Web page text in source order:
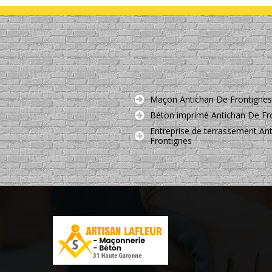
Maçon Antichan De Frontignes
Béton imprimé Antichan De
Entreprise de terrassement
Frontignes